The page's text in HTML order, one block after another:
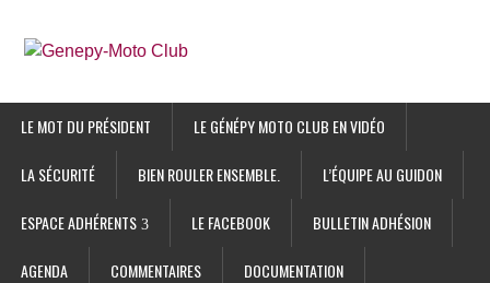
LE MOT DU PRÉSIDENT LE GÉNÉPY MOTO CLUB EN VIDÉO
LA SÉCURITÉ BIEN ROULER ENSEMBLE. L’ÉQUIPE AU GUIDON
ESPACE ADHÉRENTS LE FACEBOOK BULLETIN ADHÉSION
AGENDA COMMENTAIRES DOCUMENTATION